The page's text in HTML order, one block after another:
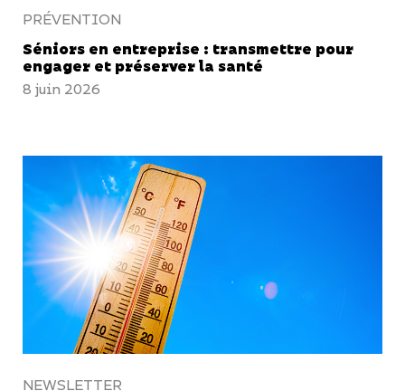
PRÉVENTION
Séniors en entreprise : transmettre pour
engager et préserver la santé
8 juin 2026
NEWSLETTER